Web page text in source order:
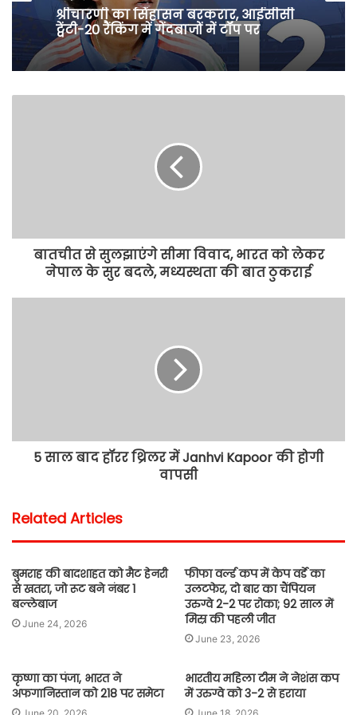
श्रीचारणी का सिंहासन बरकरार, आईसीसी
ट्वेंटी-20 रैंकिंग में गेंदबाजों में टॉप पर
बातचीत से सुलझाएंगे सीमा विवाद, भारत को लेकर
नेपाल के सुर बदले, मध्यस्थता की बात ठुकराई
5 साल बाद हॉरर थ्रिलर में Janhvi Kapoor की होगी
वापसी
Related Articles
बुमराह की बादशाहत को मैट हेनरी
से खतरा, जो रूट बने नंबर 1
बल्लेबाज
June 24, 2026
फीफा वर्ल्ड कप में केप वर्डे का
उलटफेर, दो बार का चैंपियन
उरुग्वे 2-2 पर रोका; 92 साल में
मिस्र की पहली जीत
June 23, 2026
कृष्णा का पंजा, भारत ने
अफगानिस्तान को 218 पर समेटा
भारतीय महिला टीम ने नेशंस कप
में उरुग्वे को 3-2 से हराया